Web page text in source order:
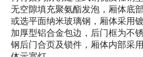
无空隙填充聚氨酯发泡，厢体底
或选平面纳米玻璃钢，厢体采用
加厚型铝合金包边，后门框为不
钢后门合页及锁件，厢体内部采